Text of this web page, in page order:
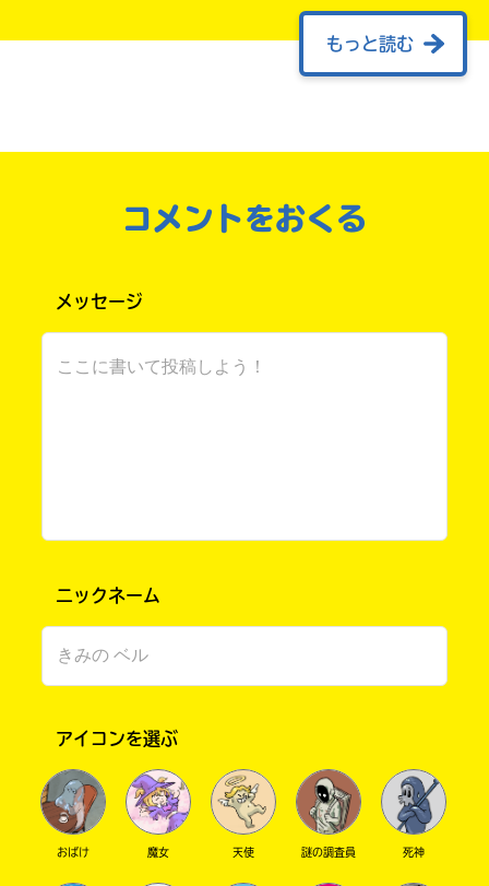
みんなからのお手紙が
読める
もっと読む
さん ／ 女性 ／ 小学4年
2022.06.14
一巻まるごと……！！やったぁ！ありがとうご
2022.06.14 注目 !! わかる
よっしゃぁぁいいっ！
うれしい！うれしいですっ！
ございますっ！心から感謝しかありませんっ！
早速よんでみますっ！
ではっ！
れもねーど ＃れもん さん ／ 女性 ／ 中学1年
コメントをおくる
メッセージ
ニックネーム
アイコンを選ぶ
おばけ 魔女 天使 謎の調査員 死神